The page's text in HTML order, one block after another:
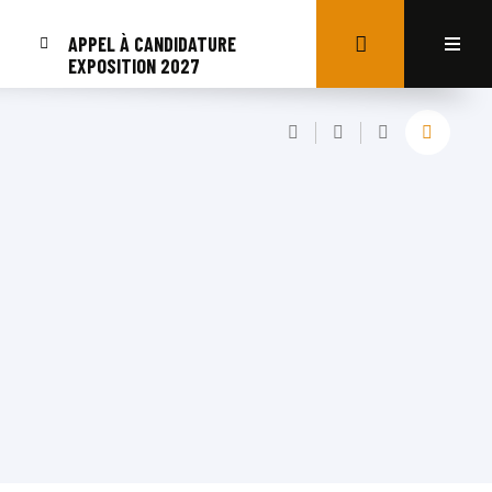
APPEL À CANDIDATURE
EXPOSITION 2027